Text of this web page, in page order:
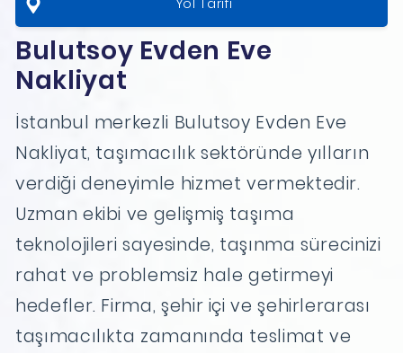
Yol Tarifi
Bulutsoy Evden Eve
Nakliyat
İstanbul merkezli Bulutsoy Evden Eve
Nakliyat, taşımacılık sektöründe yılların
verdiği deneyimle hizmet vermektedir.
Uzman ekibi ve gelişmiş taşıma
teknolojileri sayesinde, taşınma sürecinizi
rahat ve problemsiz hale getirmeyi
hedefler. Firma, şehir içi ve şehirlerarası
taşımacılıkta zamanında teslimat ve